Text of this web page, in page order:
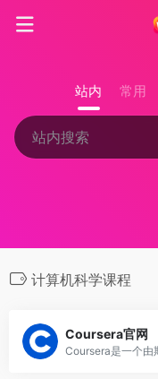
站内 常用
计算机科学课程
Coursera官网